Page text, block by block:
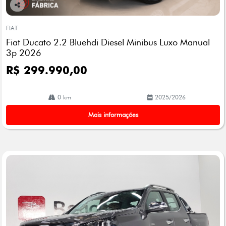
Co
arti
lhe
FIAT
Fiat Ducato 2.2 Bluehdi Diesel Minibus Luxo Manual
3p 2026
R$ 299.990,00
0 km 2025/2026
Mais informações